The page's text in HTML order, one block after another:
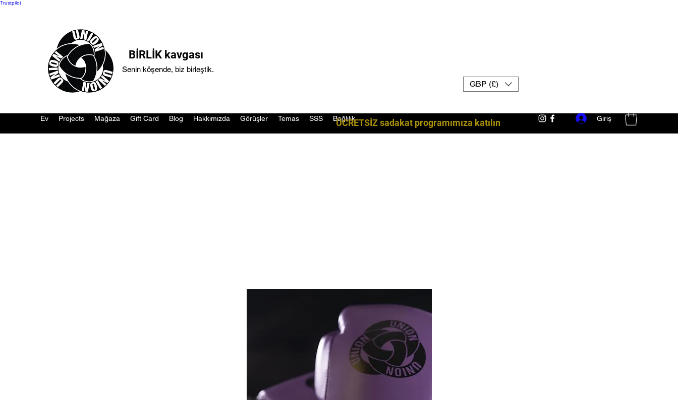
Trustpilot
BİRLİK kavgası
Senin köşende, biz birleştik.
GBP (£)
Ev Projects Mağaza Gift Card Blog Hakkımızda Görüşler Temas SSS Bağlılık Giriş
ÜCRETSİZ sadakat programımıza katılın